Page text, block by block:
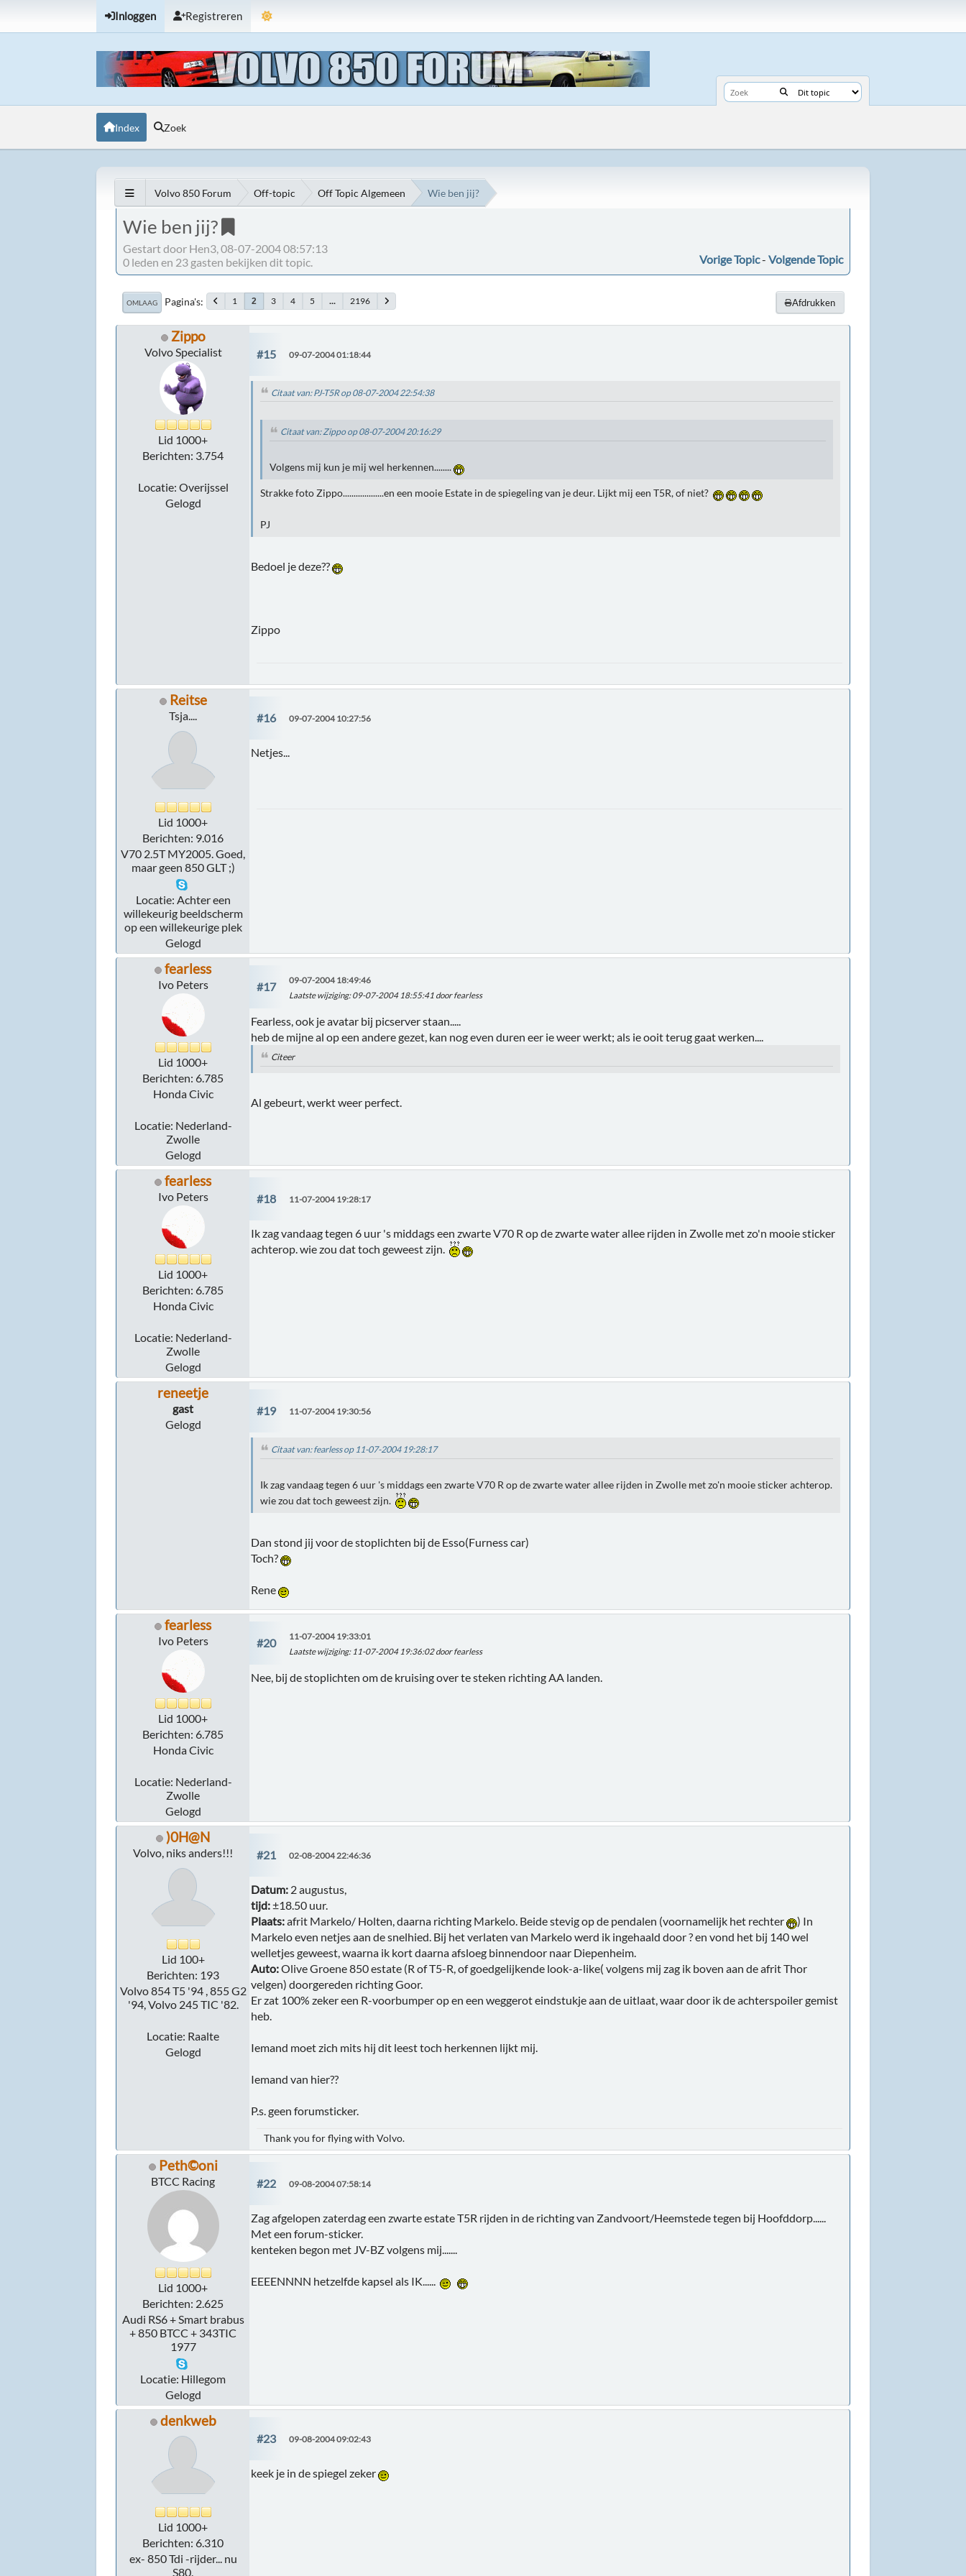
Inloggen Registreren
Index Zoek
Volvo 850 Forum Off-topic Off Topic Algemeen Wie ben jij?
Wie ben jij?
Gestart door Hen3, 08-07-2004 08:57:13
Vorige Topic- Volgende Topic
0 leden en 23 gasten bekijken dit topic.
Afdrukken
OMLAAG Pagina's 1 2 3 4 5 ... 2196
Zippo
Volvo Specialist
Lid 1000+
Berichten: 3.754
Locatie: Overijssel
Gelogd
#15 09-07-2004 01:18:44
Citaat van: PJ-T5R op 08-07-2004 22:54:38
Citaat van: Zippo op 08-07-2004 20:16:29
Volgens mij kun je mij wel herkennen........
Strakke foto Zippo...................en een mooie Estate in de spiegeling van je deur. Lijkt mij een T5R, of niet?
PJ
Bedoel je deze??
Zippo
Reitse
Tsja....
Lid 1000+
Berichten: 9.016
V70 2.5T MY2005. Goed,
maar geen 850 GLT ;)
Locatie: Achter een
willekeurig beeldscherm
op een willekeurige plek
Gelogd
#16 09-07-2004 10:27:56
Netjes...
fearless
Ivo Peters
Lid 1000+
Berichten: 6.785
Honda Civic
Locatie: Nederland-
Zwolle
Gelogd
#17
09-07-2004 18:49:46
Laatste wijziging: 09-07-2004 18:55:41 door fearless
Fearless, ook je avatar bij picserver staan.....
heb de mijne al op een andere gezet, kan nog even duren eer ie weer werkt; als ie ooit terug gaat werken....
Citeer
Al gebeurt, werkt weer perfect.
fearless
Ivo Peters
Lid 1000+
Berichten: 6.785
Honda Civic
Locatie: Nederland-
Zwolle
Gelogd
#18 11-07-2004 19:28:17
Ik zag vandaag tegen 6 uur 's middags een zwarte V70 R op de zwarte water allee rijden in Zwolle met zo'n mooie sticker
achterop. wie zou dat toch geweest zijn.
reneetje
gast
Gelogd
#19 11-07-2004 19:30:56
Citaat van: fearless op 11-07-2004 19:28:17
Ik zag vandaag tegen 6 uur 's middags een zwarte V70 R op de zwarte water allee rijden in Zwolle met zo'n mooie sticker achterop.
wie zou dat toch geweest zijn.
Dan stond jij voor de stoplichten bij de Esso(Furness car)
Toch?
Rene
fearless
Ivo Peters
Lid 1000+
Berichten: 6.785
Honda Civic
Locatie: Nederland-
Zwolle
Gelogd
#20
11-07-2004 19:33:01
Laatste wijziging: 11-07-2004 19:36:02 door fearless
Nee, bij de stoplichten om de kruising over te steken richting AA landen.
)0H@N
Volvo, niks anders!!!
Lid 100+
Berichten: 193
Volvo 854 T5 '94 , 855 G2
'94, Volvo 245 TIC '82.
Locatie: Raalte
Gelogd
#21 02-08-2004 22:46:36
Datum: 2 augustus,
tijd:±18.50 uur.
Plaats:afrit Markelo/ Holten, daarna richting Markelo. Beide stevig op de pendalen (voornamelijk het rechter
) In
Markelo even netjes aan de snelhied. Bij het verlaten van Markelo werd ik ingehaald door ? en vond het bij 140 wel
welletjes geweest, waarna ik kort daarna afsloeg binnendoor naar Diepenheim.
Auto:Olive Groene 850 estate (R of T5-R, of goedgelijkende look-a-like( volgens mij zag ik boven aan de afrit Thor
velgen) doorgereden richting Goor.
Er zat 100% zeker een R-voorbumper op en een weggerot eindstukje aan de uitlaat, waar door ik de achterspoiler gemist
heb.
Iemand moet zich mits hij dit leest toch herkennen lijkt mij.
Iemand van hier??
P.s. geen forumsticker.
Thank you for flying with Volvo.
Peth©oni
BTCC Racing
Lid 1000+
Berichten: 2.625
Audi RS6 + Smart brabus
+ 850 BTCC + 343TIC
1977
Locatie: Hillegom
Gelogd
#22 09-08-2004 07:58:14
Zag afgelopen zaterdag een zwarte estate T5R rijden in de richting van Zandvoort/Heemstede tegen bij Hoofddorp......
Met een forum-sticker.
kenteken begon met JV-BZ volgens mij.......
EEEENNNN hetzelfde kapsel als IK......
denkweb
Lid 1000+
Berichten: 6.310
ex- 850 Tdi -rijder... nu
S80.
#23 09-08-2004 09:02:43
keek je in de spiegel zeker